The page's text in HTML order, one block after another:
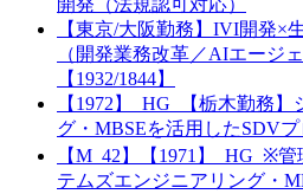
開発（法規認可対応）
【東京/大阪勤務】IVI開発×
（開発業務改革／AIエージ
【1932/1844】
【1972】_HG_【栃木勤務
グ・MBSEを活用したSDV
【M_42】【1971】_HG_※
テムズエンジニアリング・